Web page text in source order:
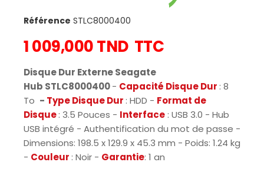
Référence STLC8000400
1 009,000 TND TTC
Disque Dur Externe Seagate
Hub STLC8000400- Capacité Disque Dur : 8
To - Type Disque Dur : HDD - Format de
Disque: 3.5 Pouces - Interface : USB 3.0 - Hub
USB intégré - Authentification du mot de passe -
Dimensions: 198.5 x 129.9 x 45.3 mm - Poids: 1.24 kg
- Couleur : Noir - Garantie: 1 an